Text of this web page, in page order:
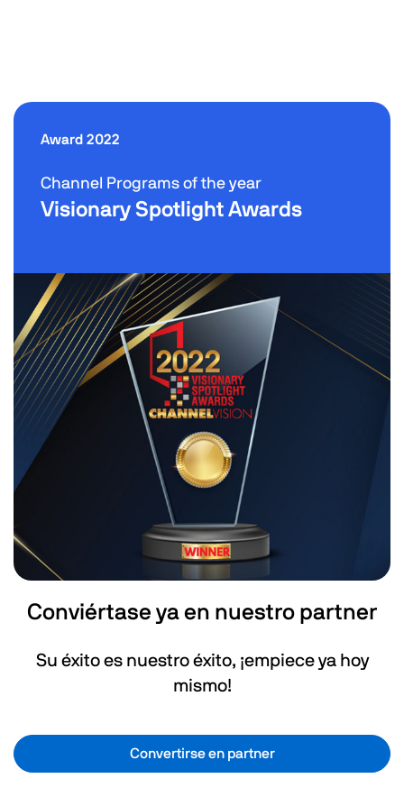
Award 2022
Channel Programs of the year
Visionary Spotlight Awards
Conviértase ya en nuestro partner
Su éxito es nuestro éxito, ¡empiece ya hoy
mismo!
Convertirse en partner